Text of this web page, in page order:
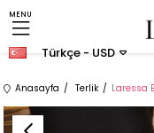
MENU
Türkçe - USD
Anasayfa Terlik Laressa